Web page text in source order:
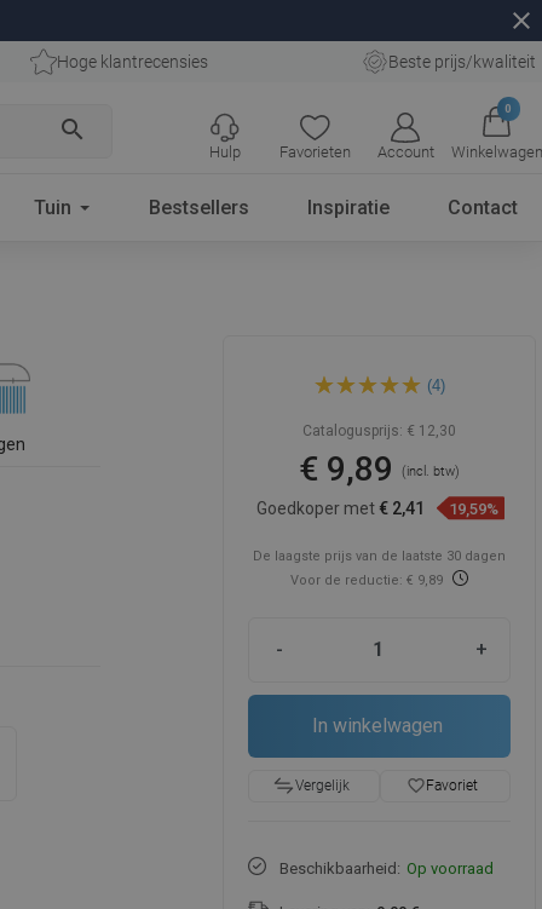
close
Hoge klantrecensies Beste prijs/kwaliteit
search
Favorieten Account
0
Winkelwagen
Hulp
Tuin Bestsellers Inspiratie Contact
functie douchekop - 79562-
(4)
Catalogusprijs: € 12,30
€ 9,89(incl. btw)
Goedkoper met € 2,41 19,59%
De laagste prijs van de laatste 30 dagen
Voor de reductie: € 9,89
- +
In winkelwagen
Vergelijk favorite_borderFavoriet
Beschikbaarheid: Op voorraad